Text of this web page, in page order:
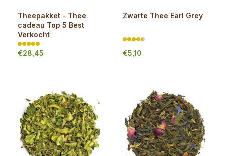
Theepakket - Thee
cadeau Top 5 Best
Verkocht
€28,45
Zwarte Thee Earl Grey
€5,10